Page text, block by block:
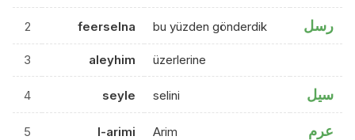
2 feerselna bu yüzden gönderdik رسل
3 aleyhim üzerlerine
4 seyle selini سيل
5 l-arimi Arim عرم